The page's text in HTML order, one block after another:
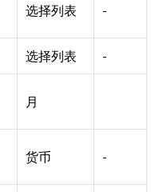
选择列表 -
选择列表 -
月
货币 -